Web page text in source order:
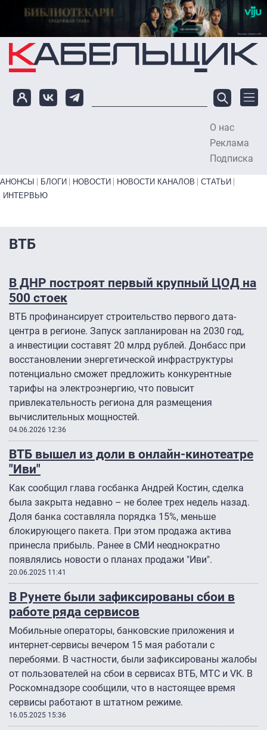
Перейти к основному содержанию
О нас
Реклама
Подписка
Primary links bottom
АНОНСЫ БЛОГИ НОВОСТИ НОВОСТИ КАНАЛОВ
СТАТЬИ
ИНТЕРВЬЮ
ВТБ
В ДНР построят первый крупный ЦОД на
500 стоек
ВТБ профинансирует строительство первого дата-
центра в регионе. Запуск запланирован на 2030 год,
а инвестиции составят 20 млрд рублей. Донбасс при
восстановлении энергетической инфраструктуры
потенциально сможет предложить конкурентные
тарифы на электроэнергию, что повысит
привлекательность региона для размещения
вычислительных мощностей.
04.06.2026 12:36
ВТБ вышел из доли в онлайн-кинотеатре
"Иви"
Как сообщил глава госбанка Андрей Костин, сделка
была закрыта недавно – не более трех недель назад.
Доля банка составляла порядка 15%, меньше
блокирующего пакета. При этом продажа актива
принесла прибыль. Ранее в СМИ неоднократно
появлялись новости о планах продажи "Иви".
20.06.2025 11:41
В Рунете были зафиксированы сбои в
работе ряда сервисов
Мобильные операторы, банковские приложения и
интернет-сервисы вечером 15 мая работали с
перебоями. В частности, были зафиксированы жалобы
от пользователей на сбои в сервисах ВТБ, МТС и VK. В
Роскомнадзоре сообщили, что в настоящее время
сервисы работают в штатном режиме.
16.05.2025 15:36